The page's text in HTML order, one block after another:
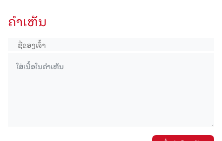
ຄໍາເຫັນ